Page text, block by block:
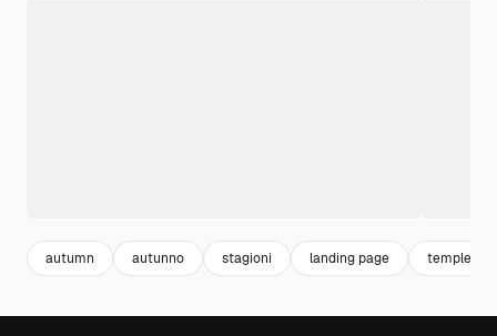
autumn autunno stagioni landing page temple